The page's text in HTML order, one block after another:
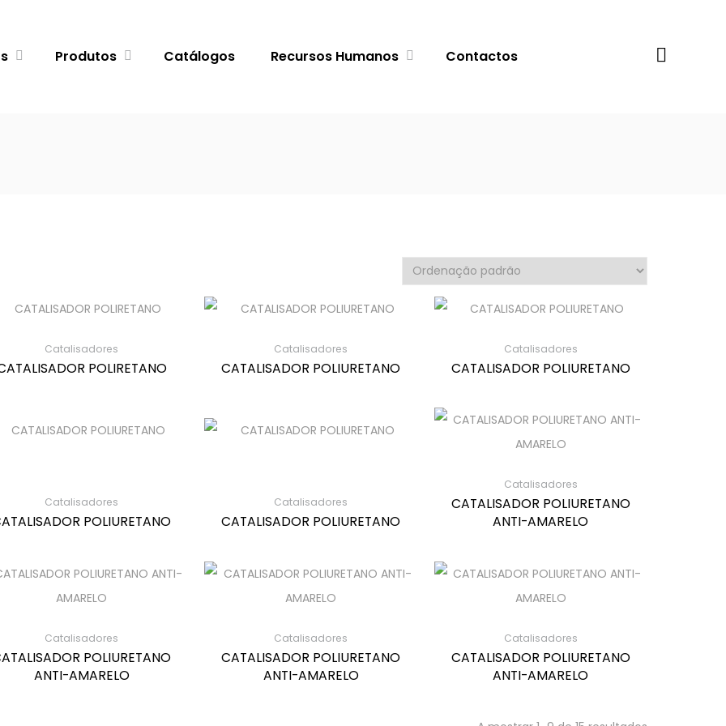
Produtos Catálogos Recursos Humanos Contactos
Catalisadores
POLIRETANO
Catalisadores
CATALISADOR POLIURETANO
Catalisadores
CATALISADOR POLIURETANO
Catalisadores
POLIURETANO
Catalisadores
CATALISADOR POLIURETANO
Catalisadores
CATALISADOR POLIURETANO
ANTI-AMARELO
Catalisadores
POLIURETANO
ANTI-AMARELO
Catalisadores
CATALISADOR POLIURETANO
ANTI-AMARELO
Catalisadores
CATALISADOR POLIURETANO
ANTI-AMARELO